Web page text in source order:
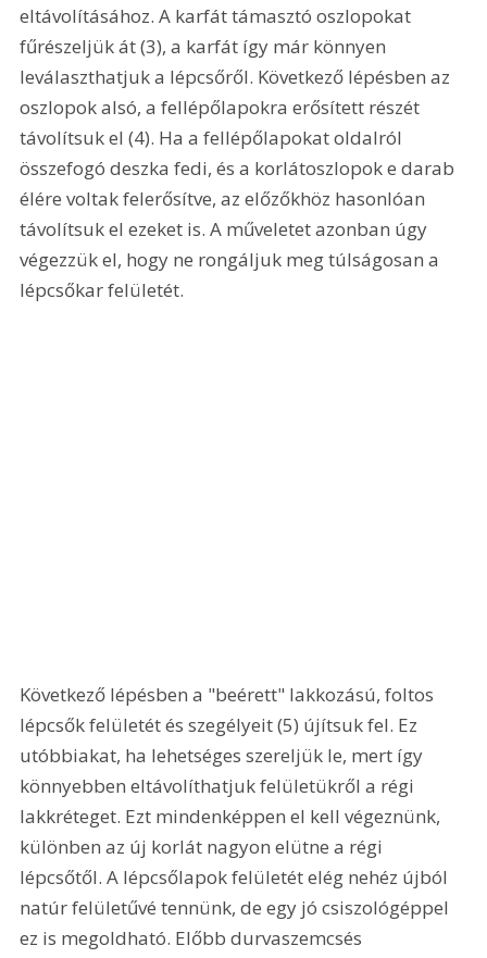
eltávolításához. A karfát támasztó oszlopokat
fűrészeljük át (3), a karfát így már könnyen
leválaszthatjuk a lépcsőről. Következő lépésben az
oszlopok alsó, a fellépőlapokra erősített részét
távolítsuk el (4). Ha a fellépőlapokat oldalról
összefogó deszka fedi, és a korlátoszlopok e darab
élére voltak felerősítve, az előzőkhöz hasonlóan
távolítsuk el ezeket is. A műveletet azonban úgy
végezzük el, hogy ne rongáljuk meg túlságosan a
lépcsőkar felületét.
Következő lépésben a "beérett" lakkozású, foltos
lépcsők felületét és szegélyeit (5) újítsuk fel. Ez
utóbbiakat, ha lehetséges szereljük le, mert így
könnyebben eltávolíthatjuk felületükről a régi
lakkréteget. Ezt mindenképpen el kell végeznünk,
különben az új korlát nagyon elütne a régi
lépcsőtől. A lépcsőlapok felületét elég nehéz újból
natúr felületűvé tennünk, de egy jó csiszológéppel
ez is megoldható. Előbb durvaszemcsés